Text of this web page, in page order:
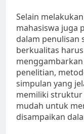
Selain
mahasiswa juga
dalam penulisan
berkualitas
penelitian,
simpulan yang
memiliki struktur
mudah untuk
disampaikan